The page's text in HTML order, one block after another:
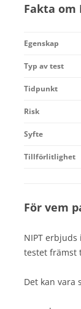
Fakta om
Egenskap
Typ av test
Tidpunkt
Risk
Syfte
Tillförlitlighet
För vem
NIPT
testet främst
Det kan vara